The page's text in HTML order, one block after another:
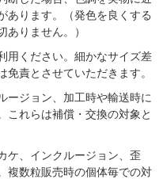
あります。（発色を良くする
りません。）
用ください。細かなサイズ差
責とさせていただきます。
ージョン、加工時や輸送時に
これらは補償・交換の対象と
ケ、インクルージョン、歪
複数粒販売時の個体毎での対